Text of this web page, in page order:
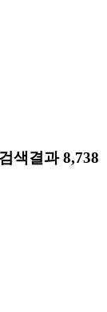
색결과 8,738